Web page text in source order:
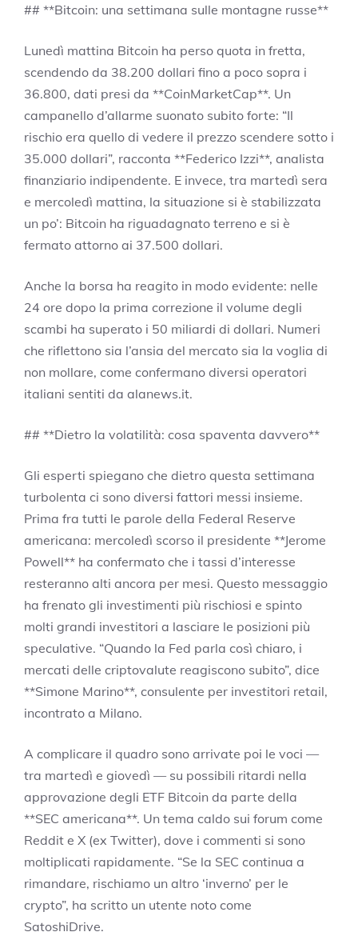
## **Bitcoin: una settimana sulle montagne russe**
Lunedì mattina Bitcoin ha perso quota in fretta,
scendendo da 38.200 dollari fino a poco sopra i
36.800, dati presi da **CoinMarketCap**. Un
campanello d’allarme suonato subito forte: “Il
rischio era quello di vedere il prezzo scendere sotto i
35.000 dollari”, racconta **Federico Izzi**, analista
finanziario indipendente. E invece, tra martedì sera
e mercoledì mattina, la situazione si è stabilizzata
un po’: Bitcoin ha riguadagnato terreno e si è
fermato attorno ai 37.500 dollari.
Anche la borsa ha reagito in modo evidente: nelle
24 ore dopo la prima correzione il volume degli
scambi ha superato i 50 miliardi di dollari. Numeri
che riflettono sia l’ansia del mercato sia la voglia di
non mollare, come confermano diversi operatori
italiani sentiti da alanews.it.
## **Dietro la volatilità: cosa spaventa davvero**
Gli esperti spiegano che dietro questa settimana
turbolenta ci sono diversi fattori messi insieme.
Prima fra tutti le parole della Federal Reserve
americana: mercoledì scorso il presidente **Jerome
Powell** ha confermato che i tassi d’interesse
resteranno alti ancora per mesi. Questo messaggio
ha frenato gli investimenti più rischiosi e spinto
molti grandi investitori a lasciare le posizioni più
speculative. “Quando la Fed parla così chiaro, i
mercati delle criptovalute reagiscono subito”, dice
**Simone Marino**, consulente per investitori retail,
incontrato a Milano.
A complicare il quadro sono arrivate poi le voci —
tra martedì e giovedì — su possibili ritardi nella
approvazione degli ETF Bitcoin da parte della
**SEC americana**. Un tema caldo sui forum come
Reddit e X (ex Twitter), dove i commenti si sono
moltiplicati rapidamente. “Se la SEC continua a
rimandare, rischiamo un altro ‘inverno’ per le
crypto”, ha scritto un utente noto come
SatoshiDrive.